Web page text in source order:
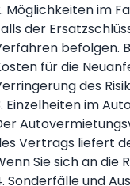
Möglichkeiten im
der
befolgen.
für die
des
Einzelheiten im
Vertrags liefert
Sie sich an die
Sonderfälle und